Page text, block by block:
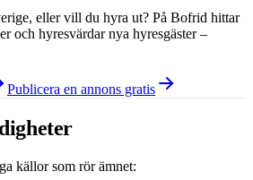
, eller vill du hyra ut? På Bofrid hittar
och hyresvärdar nya hyresgäster –
Publicera en annons gratis
källor som rör ämnet: